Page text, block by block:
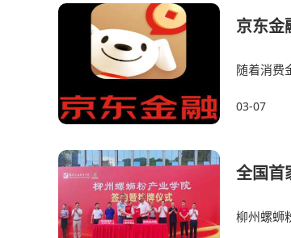
京东金
随着消费
03-07
全国首
柳州螺蛳